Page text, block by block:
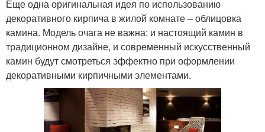
Еще одна оригинальная идея по использованию
декоративного кирпича в жилой комнате – облицовка
камина. Модель очага не важна: и настоящий камин в
традиционном дизайне, и современный искусственный
камин будут смотреться эффектно при оформлении
декоративными кирпичными элементами.